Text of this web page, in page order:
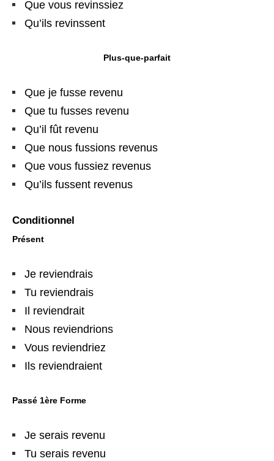
Que vous revinssiez
Qu’ils revinssent
Plus-que-parfait
Que je fusse revenu
Que tu fusses revenu
Qu’il fût revenu
Que nous fussions revenus
Que vous fussiez revenus
Qu’ils fussent revenus
Conditionnel
Présent
Je reviendrais
Tu reviendrais
Il reviendrait
Nous reviendrions
Vous reviendriez
Ils reviendraient
Passé 1ère Forme
Je serais revenu
Tu serais revenu